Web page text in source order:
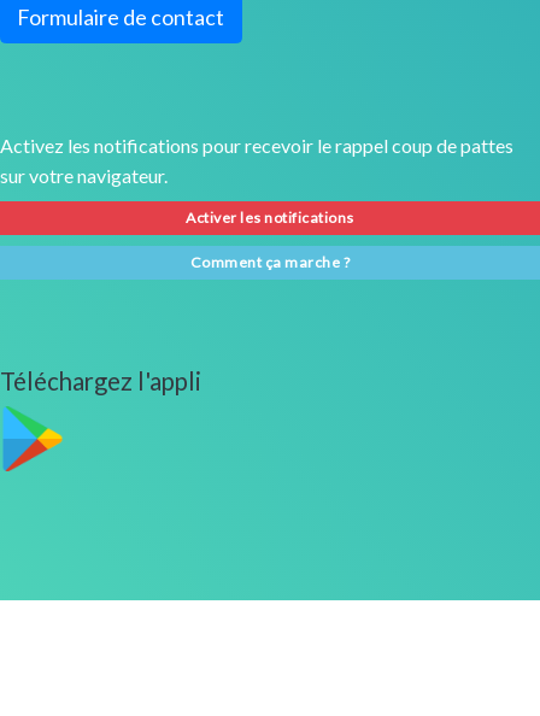
Formulaire de contact
Activez les notifications pour recevoir le rappel coup de pattes
sur votre navigateur.
Activer les notifications
Comment ça marche ?
Téléchargez l'appli